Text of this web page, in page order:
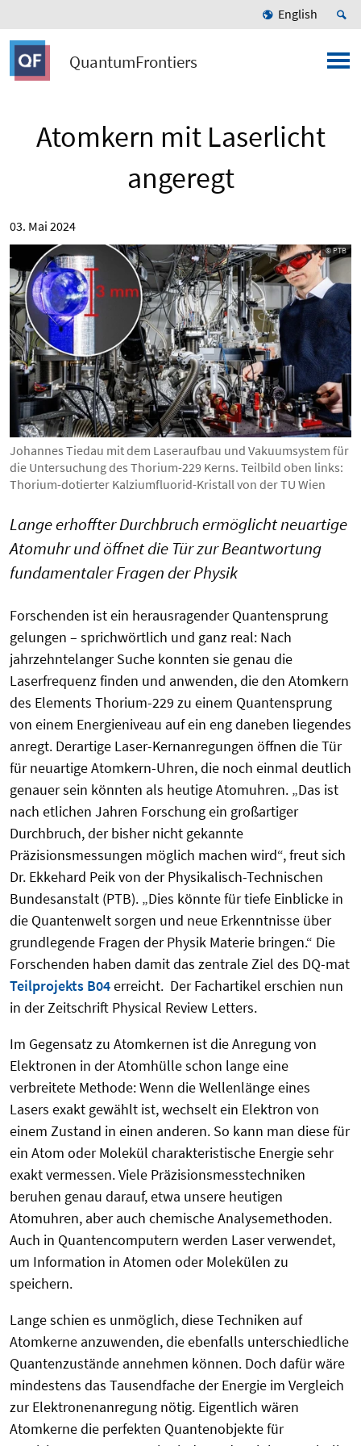
English
QuantumFrontiers
Atomkern mit Laserlicht
angeregt
03. Mai 2024
© PTB
Johannes Tiedau mit dem Laseraufbau und Vakuumsystem für
die Untersuchung des Thorium-229 Kerns. Teilbild oben links:
Thorium-dotierter Kalziumfluorid-Kristall von der TU Wien
Lange erhoffter Durchbruch ermöglicht neuartige
Atomuhr und öffnet die Tür zur Beantwortung
fundamentaler Fragen der Physik
Forschenden ist ein herausragender Quantensprung
gelungen – sprichwörtlich und ganz real: Nach
jahrzehntelanger Suche konnten sie genau die
Laserfrequenz finden und anwenden, die den Atomkern
des Elements Thorium-229 zu einem Quantensprung
von einem Energieniveau auf ein eng daneben liegendes
anregt. Derartige Laser-Kernanregungen öffnen die Tür
für neuartige Atomkern-Uhren, die noch einmal deutlich
genauer sein könnten als heutige Atomuhren. „Das ist
nach etlichen Jahren Forschung ein großartiger
Durchbruch, der bisher nicht gekannte
Präzisionsmessungen möglich machen wird“, freut sich
Dr. Ekkehard Peik von der Physikalisch-Technischen
Bundesanstalt (PTB). „Dies könnte für tiefe Einblicke in
die Quantenwelt sorgen und neue Erkenntnisse über
grundlegende Fragen der Physik Materie bringen.“ Die
Forschenden haben damit das zentrale Ziel des DQ-mat
Teilprojekts B04erreicht. Der Fachartikel erschien nun
in der Zeitschrift Physical Review Letters.
Im Gegensatz zu Atomkernen ist die Anregung von
Elektronen in der Atomhülle schon lange eine
verbreitete Methode: Wenn die Wellenlänge eines
Lasers exakt gewählt ist, wechselt ein Elektron von
einem Zustand in einen anderen. So kann man diese für
ein Atom oder Molekül charakteristische Energie sehr
exakt vermessen. Viele Präzisionsmesstechniken
beruhen genau darauf, etwa unsere heutigen
Atomuhren, aber auch chemische Analysemethoden.
Auch in Quantencomputern werden Laser verwendet,
um Information in Atomen oder Molekülen zu
speichern.
Lange schien es unmöglich, diese Techniken auf
Atomkerne anzuwenden, die ebenfalls unterschiedliche
Quantenzustände annehmen können. Doch dafür wäre
mindestens das Tausendfache der Energie im Vergleich
zur Elektronenanregung nötig. Eigentlich wären
Atomkerne die perfekten Quantenobjekte für